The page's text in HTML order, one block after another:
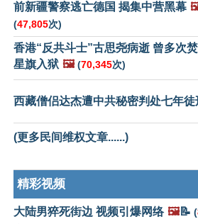
前新疆警察逃亡德国 揭集中营黑幕
(47,805次)
香港“反共斗士”古思尧病逝 曾多次
星旗入狱 🖼️ (70,345次)
西藏僧侣达杰遭中共秘密判处七年徒
(更多民间维权文章......)
精彩视频
大陆男猝死街边 视频引爆网络 🖼️📝 (